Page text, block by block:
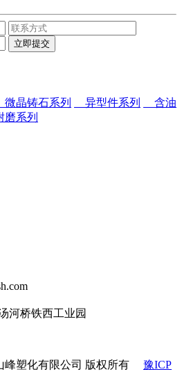
微晶铸石系列 异型件系列
含油
系列
河桥铁西工业园
峰塑化有限公司 版权所有 豫ICP